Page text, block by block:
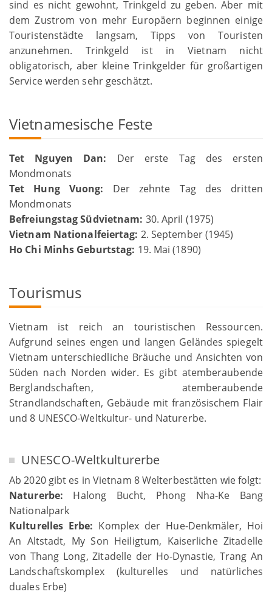
sind es nicht gewohnt, Trinkgeld zu geben. Aber mit
dem Zustrom von mehr Europäern beginnen einige
Touristenstädte langsam, Tipps von Touristen
anzunehmen. Trinkgeld ist in Vietnam nicht
obligatorisch, aber kleine Trinkgelder für großartigen
Service werden sehr geschätzt.
Vietnamesische Feste
Tet Nguyen Dan: Der erste Tag des ersten
Mondmonats
Tet Hung Vuong: Der zehnte Tag des dritten
Mondmonats
Befreiungstag Südvietnam: 30. April (1975)
Vietnam Nationalfeiertag: 2. September (1945)
Ho Chi Minhs Geburtstag: 19. Mai (1890)
Tourismus
Vietnam ist reich an touristischen Ressourcen.
Aufgrund seines engen und langen Geländes spiegelt
Vietnam unterschiedliche Bräuche und Ansichten von
Süden nach Norden wider. Es gibt atemberaubende
Berglandschaften, atemberaubende
Strandlandschaften, Gebäude mit französischem Flair
und 8 UNESCO-Weltkultur- und Naturerbe.
UNESCO-Weltkulturerbe
Ab 2020 gibt es in Vietnam 8 Welterbestätten wie folgt:
Naturerbe: Halong Bucht, Phong Nha-Ke Bang
Nationalpark
Kulturelles Erbe: Komplex der Hue-Denkmäler, Hoi
An Altstadt, My Son Heiligtum, Kaiserliche Zitadelle
von Thang Long, Zitadelle der Ho-Dynastie, Trang An
Landschaftskomplex (kulturelles und natürliches
duales Erbe)